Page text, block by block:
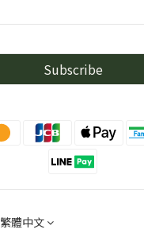
Subscribe
繁體中文